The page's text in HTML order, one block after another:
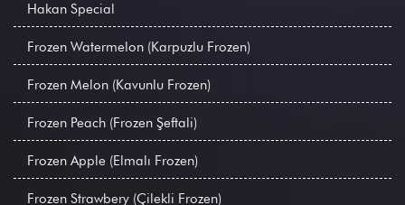
Hakan Special
Frozen Watermelon (Karpuzlu Frozen)
Frozen Melon (Kavunlu Frozen)
Frozen Peach (Frozen Şeftali)
Frozen Apple (Elmalı Frozen)
Frozen Strawbery (Çilekli Frozen)